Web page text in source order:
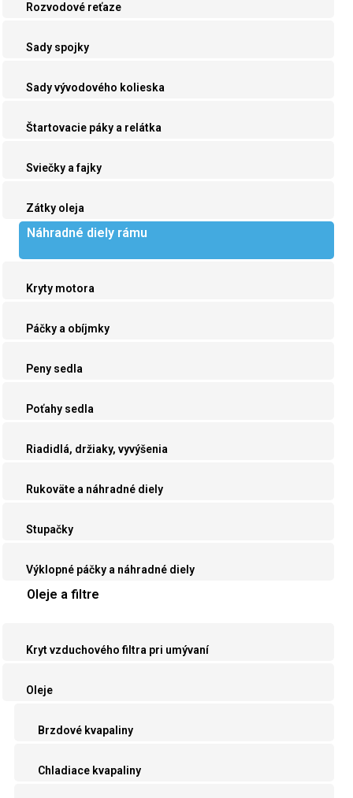
Rozvodové reťaze
Sady spojky
Sady vývodového kolieska
Štartovacie páky a relátka
Sviečky a fajky
Zátky oleja
Náhradné diely rámu
Kryty motora
Páčky a obíjmky
Peny sedla
Poťahy sedla
Riadidlá, držiaky, vyvýšenia
Rukoväte a náhradné diely
Stupačky
Výklopné páčky a náhradné diely
Oleje a filtre
Kryt vzduchového filtra pri umývaní
Oleje
Brzdové kvapaliny
Chladiace kvapaliny